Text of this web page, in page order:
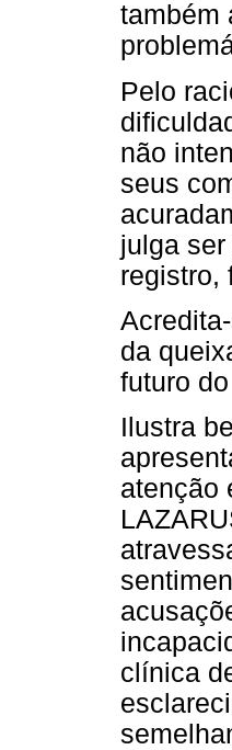
também
Pelo
não
seus
julga
registro,
da
futuro
Ilustra
atenção
clínica